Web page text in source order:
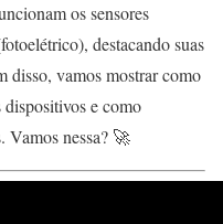
os sensores
destacando suas
disso, vamos mostrar como
dispositivos e como
Vamos nessa? 🚀